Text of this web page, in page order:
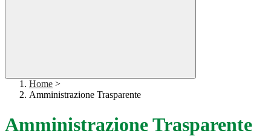
Home >
Amministrazione Trasparente
Amministrazione Trasparente